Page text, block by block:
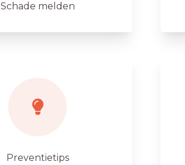
Schade melden
Preventietips